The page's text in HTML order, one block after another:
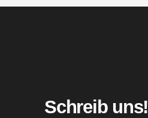
Schreib uns!